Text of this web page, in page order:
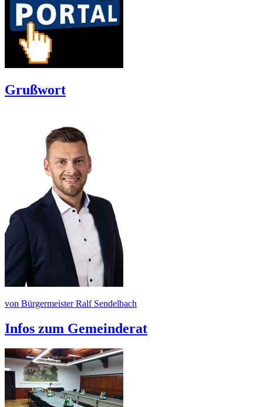
Grußwort
von Bürgermeister Ralf Sendelbach
Infos zum Gemeinderat